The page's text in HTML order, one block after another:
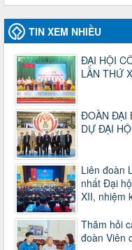
lượt xem: 1066 | lượt
47-TTCĐ/BTGTU
Thông tin chuyên đề:
máy của hệ thống chính
quả
Thời gian đăng: 25/12/
lượt xem: 1222 | lượt
37/HD-TLĐ
Hướng dẫn Công đoàn
Ban Thanh tra Nhân dân
Thời gian đăng: 27/12/
lượt xem: 4945 | lượt
35/HD-TLĐ
Hướng dẫn thực hiện
công tác kiểm tra, giám
Thời gian đăng: 27/12/
lượt xem: 2073 | lượt
TIN XEM NHIỀU
ĐẠI HỘI
LẦN THỨ
ĐOÀN ĐẠI
DỰ ĐẠI
Liên đoàn
nhất Đại
XII, nhiệm
Thăm hỏi
đoàn Viên